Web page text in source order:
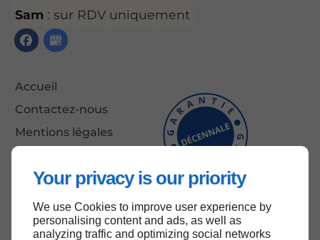
Your privacy is our priority
We use Cookies to improve user experience by
personalising content and ads, as well as
analyzing traffic and optimizing social networks
Sam : sur RDV uniquement
Accueil
Contactez-nous
Mentions légales
Haut de page